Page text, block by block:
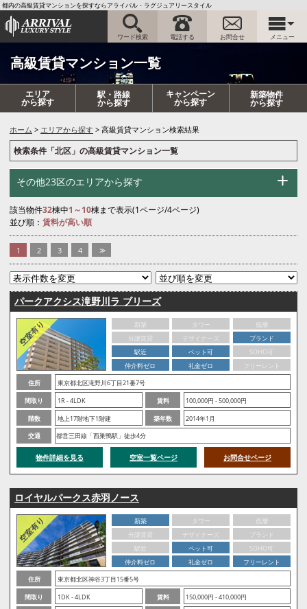
都内の高級賃貸マンションを探すならアライバル・ラグジュアリースタイル
ワード検索 電話する お問合せ メニュー
高級賃貸マンション一覧
エリア
から探す
駅・路線
から探す
キャンペーン
から探す
新築物件
から探す
ホーム エリアから探す 高級賃貸マンション検索結果
検索条件「北区」の高級賃貸マンション一覧
その他23区のエリアから探す
該当物件32棟中1～10棟まで表示(1ページ/4ページ)
並び順： 賃料が高い順
1 2 3 4 >>
パークアクシス滝野川ラ ブリーズ
新築 タワー
低層
分譲賃貸
デザイナーズ
ブランド
駅近
ペット可
SOHO可
仲介料ゼロ
礼金ゼロ
フリーレント
住所
東京都北区滝野川6丁目21番7号
間取り
1R - 4LDK 賃料
100,000円 - 500,000円
階数
地上17階地下1階建 築年数
2014年1月
交通
都営三田線「西巣鴨駅」徒歩4分
物件詳細を見る 空室一覧ページ お問合せページ
ロイヤルパークス赤羽ノース
新築 タワー
低層
分譲賃貸
デザイナーズ
ブランド
駅近
ペット可
SOHO可
仲介料ゼロ
礼金ゼロ
フリーレント
住所
東京都北区神谷3丁目15番5号
間取り
1DK - 4LDK 賃料
150,000円 - 410,000円